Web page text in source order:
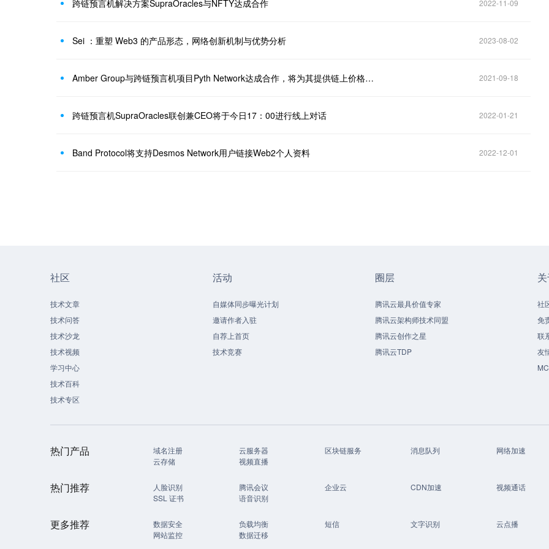
跨链预言机解决方案SupraOracles与NFTY达成合作 2022-11-09
Sei ：重塑 Web3 的产品形态，网络创新机制与优势分析 2023-08-02
Amber Group与跨链预言机项目Pyth Network达成合作，将为其提供链上价格指标 2021-09-18
跨链预言机SupraOracles联创兼CEO将于今日17：00进行线上对话 2022-01-21
Band Protocol将支持Desmos Network用户链接Web2个人资料 2022-12-01
社区
技术文章
技术问答
技术沙龙
技术视频
学习中心
技术百科
技术专区
活动
自媒体同步曝光计划
邀请作者入驻
自荐上首页
技术竞赛
圈层
腾讯云最具价值专家
腾讯云架构师技术同盟
腾讯云创作之星
腾讯云TDP
社
免
联
友
热门产品 域名注册 云服务器 区块链服务 消息队列
网络加速
云存储
视频直播
热门推荐 人脸识别 腾讯会议 企业云 CDN加速
视频通话
SSL 证书
语音识别
更多推荐 数据安全 负载均衡 短信 文字识别
云点播
网站监控
数据迁移